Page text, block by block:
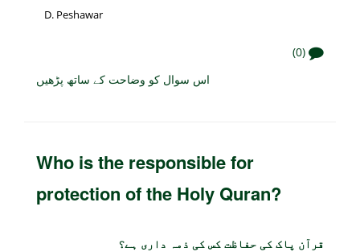
Peshawar
(0)
اس سوال کو وضاحت کے ساتھ پڑھیں
Who is the responsible for
protection of the Holy Quran?
قرآن پاک کی حفاظت کس کی ذمہ داری ہے؟